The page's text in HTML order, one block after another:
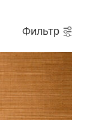
Фильтр